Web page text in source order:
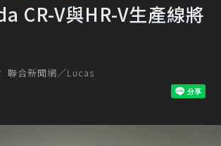
CR-V與HR-V生產線將
聯合新聞網／Lucas